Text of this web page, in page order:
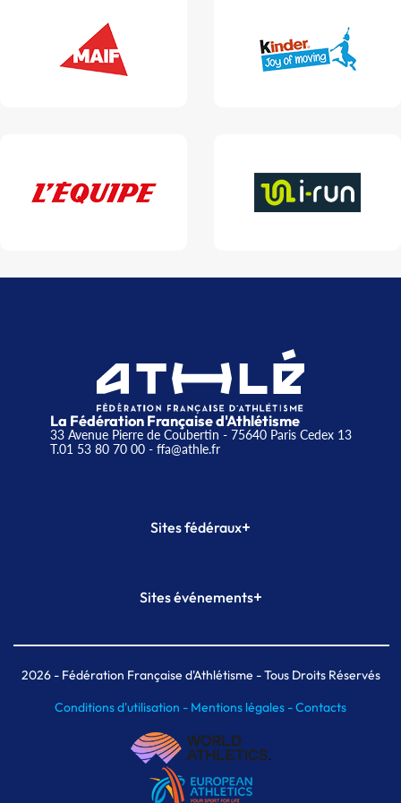
La Fédération Française d'Athlétisme
33 Avenue Pierre de Coubertin - 75640 Paris Cedex 13
T.01 53 80 70 00- ffa@athle.fr
Sites fédéraux+
Plateforme Formation
Sites événements+
Meeting de Paris indoor
MAIF Ekiden de Paris
2026- Fédération Française d'Athlétisme - Tous Droits Réservés
Conditions d'utilisation - Mentions légales -Contacts